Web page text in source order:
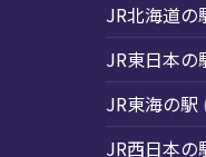
JR北海道の
JR東日本の
JR東海の駅
JR西日本の